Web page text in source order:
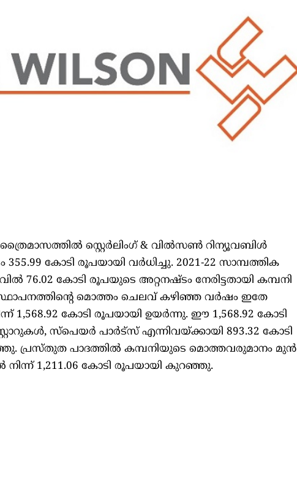
സ്റ്റെർലിംഗ് & വിൽസൺ റിന്യൂവബിൾ
കോടി രൂപയായി വർധിച്ചു. 2021-22 സാമ്പത്തിക
കോടി രൂപയുടെ അറ്റനഷ്ടം നേരിട്ടതായി കമ്പനി
മൊത്തം ചെലവ് കഴിഞ്ഞ വർഷം ഇതേ
1,568.92 കോടി രൂപയായി ഉയർന്നു. ഈ 1,568.92 കോടി
സ്പെയർ പാർട്‌സ് എന്നിവയ്ക്കായി 893.32 കോടി
പ്രസ്തുത പാദത്തിൽ കമ്പനിയുടെ മൊത്തവരുമാനം മുൻ
നിന്ന് 1,211.06 കോടി രൂപയായി കുറഞ്ഞു.